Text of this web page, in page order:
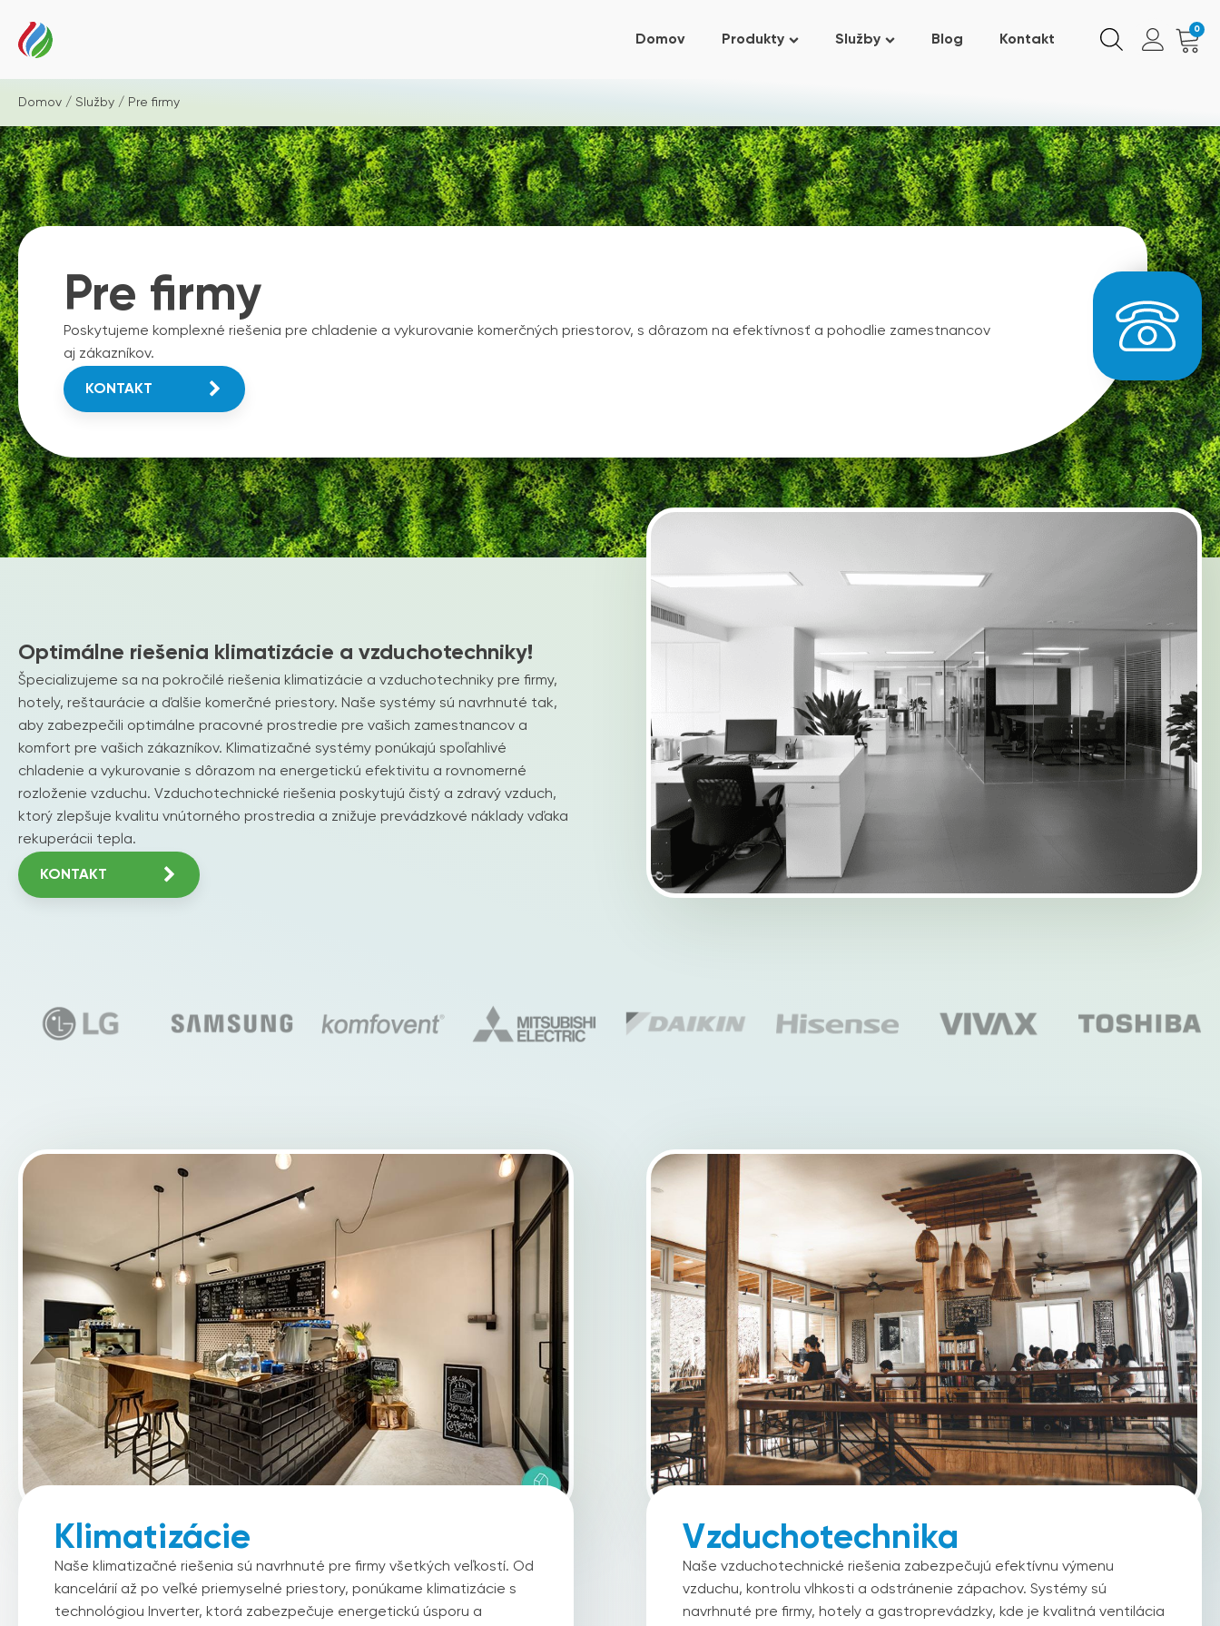
Domov Produkty Služby Blog Kontakt
0
Domov / Služby / Pre firmy
Pre firmy
Poskytujeme komplexné riešenia pre chladenie a vykurovanie komerčných priestorov, s dôrazom na efektívnosť a pohodlie zamestnancov
aj zákazníkov.
KONTAKT
Optimálne riešenia klimatizácie a vzduchotechniky!
Špecializujeme sa na pokročilé riešenia klimatizácie a vzduchotechniky pre firmy,
hotely, reštaurácie a ďalšie komerčné priestory. Naše systémy sú navrhnuté tak,
aby zabezpečili optimálne pracovné prostredie pre vašich zamestnancov a
komfort pre vašich zákazníkov. Klimatizačné systémy ponúkajú spoľahlivé
chladenie a vykurovanie s dôrazom na energetickú efektivitu a rovnomerné
rozloženie vzduchu. Vzduchotechnické riešenia poskytujú čistý a zdravý vzduch,
ktorý zlepšuje kvalitu vnútorného prostredia a znižuje prevádzkové náklady vďaka
rekuperácii tepla.
KONTAKT
Klimatizácie
Naše klimatizačné riešenia sú navrhnuté pre firmy všetkých veľkostí. Od
kancelárií až po veľké priemyselné priestory, ponúkame klimatizácie s
technológiou Inverter, ktorá zabezpečuje energetickú úsporu a
Vzduchotechnika
Naše vzduchotechnické riešenia zabezpečujú efektívnu výmenu
vzduchu, kontrolu vlhkosti a odstránenie zápachov. Systémy sú
navrhnuté pre firmy, hotely a gastroprevádzky, kde je kvalitná ventilácia